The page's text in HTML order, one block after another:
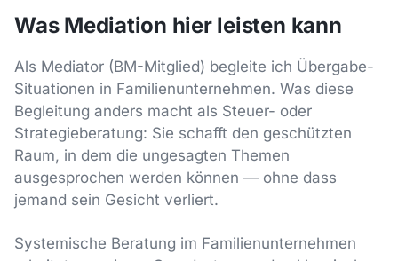
Was Mediation hier leisten kann
Als Mediator (BM-Mitglied) begleite ich Übergabe-
Situationen in Familienunternehmen. Was diese
Begleitung anders macht als Steuer- oder
Strategieberatung: Sie schafft den geschützten
Raum, in dem die ungesagten Themen
ausgesprochen werden können — ohne dass
jemand sein Gesicht verliert.
Systemische Beratung im Familienunternehmen